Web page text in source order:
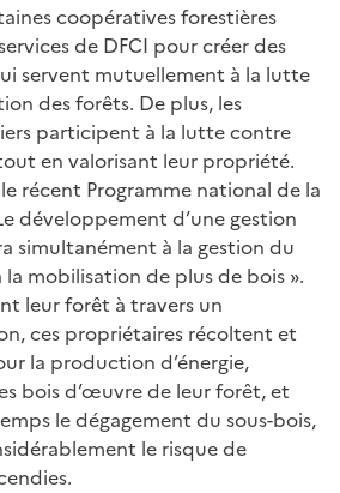
coopératives forestières
de DFCI pour créer des
servent mutuellement à la lutte
des forêts. De plus, les
participent à la lutte contre
en valorisant leur propriété.
récent Programme national de la
développement d’une gestion
simultanément à la gestion du
mobilisation de plus de bois ».
leur forêt à travers un
ces propriétaires récoltent et
la production d’énergie,
bois d’œuvre de leur forêt, et
le dégagement du sous-bois,
le risque de